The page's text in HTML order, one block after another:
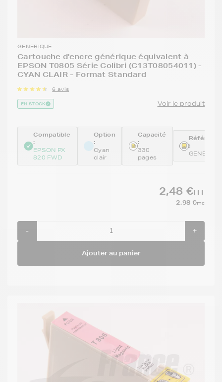
GENERIQUE
Cartouche d'encre générique équivalent à
EPSON T0805 Série Colibri (C13T08054011) -
CYAN CLAIR - Format Standard
6 avis
EN STOCK Voir le produit
Compatible
:
EPSON PX
820 FWD
Option
:
Cyan
clair
Capacité
:
330
pages
:
2,48 €HT
2,98 €TTC
- +
Ajouter au panier